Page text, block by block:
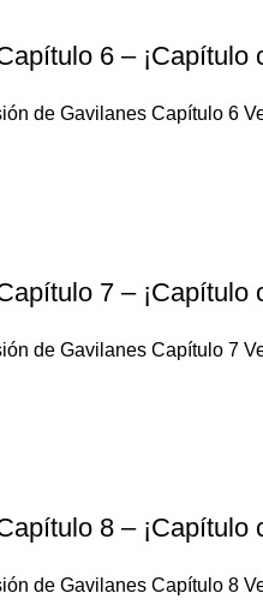
6 – ¡Capítulo
de Gavilanes Capítulo 6
7 – ¡Capítulo
de Gavilanes Capítulo 7
8 – ¡Capítulo
de Gavilanes Capítulo 8